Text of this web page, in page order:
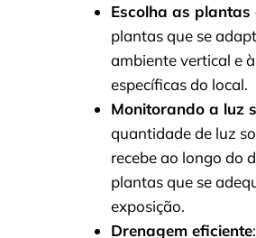
Escolha as plantas
plantas que se
ambiente vertical e
específicas do local.
Monitorando a luz
quantidade de luz
recebe ao longo do
plantas que se
exposição.
Drenagem eficiente